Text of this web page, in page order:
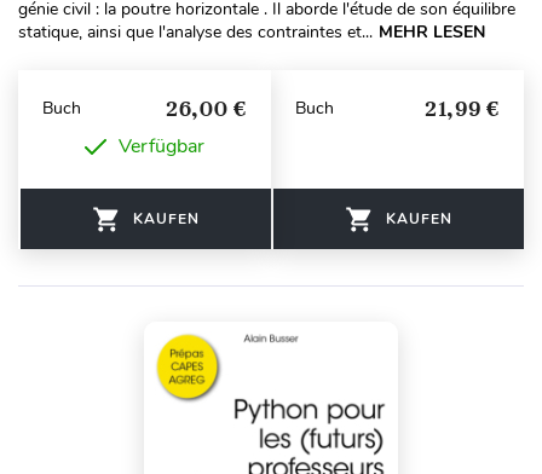
génie civil : la poutre horizontale . Il aborde l'étude de son équilibre
statique, ainsi que l'analyse des contraintes et... MEHR LESEN
Buch 26,00 €
Verfügbar
KAUFEN
Buch 21,99 €
KAUFEN